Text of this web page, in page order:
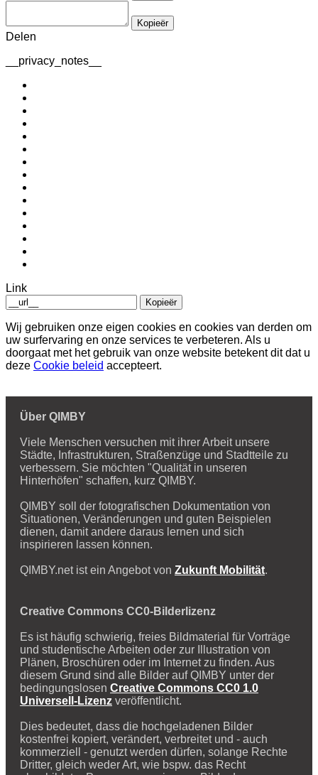
Kopieër
Delen
__privacy_notes__
Link
Kopieër
Wij gebruiken onze eigen cookies en cookies van derden om
uw surfervaring en onze services te verbeteren. Als u
doorgaat met het gebruik van onze website betekent dit dat u
deze Cookie beleid accepteert.
Über QIMBY
Viele Menschen versuchen mit ihrer Arbeit unsere
Städte, Infrastrukturen, Straßenzüge und Stadtteile zu
verbessern. Sie möchten "Qualität in unseren
Hinterhöfen" schaffen, kurz QIMBY.
QIMBY soll der fotografischen Dokumentation von
Situationen, Veränderungen und guten Beispielen
dienen, damit andere daraus lernen und sich
inspirieren lassen können.
QIMBY.net ist ein Angebot von Zukunft Mobilität.
Creative Commons CC0-Bilderlizenz
Es ist häufig schwierig, freies Bildmaterial für Vorträge
und studentische Arbeiten oder zur Illustration von
Plänen, Broschüren oder im Internet zu finden. Aus
diesem Grund sind alle Bilder auf QIMBY unter der
bedingungslosen Creative Commons CC0 1.0
Universell-Lizenz veröffentlicht.
Dies bedeutet, dass die hochgeladenen Bilder
kostenfrei kopiert, verändert, verbreitet und - auch
kommerziell - genutzt werden dürfen, solange Rechte
Dritter, gleich weder Art, wie bspw. das Recht